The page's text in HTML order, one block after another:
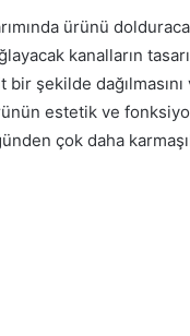
ürünü
kanalların
bir şekilde
estetik ve
çok daha